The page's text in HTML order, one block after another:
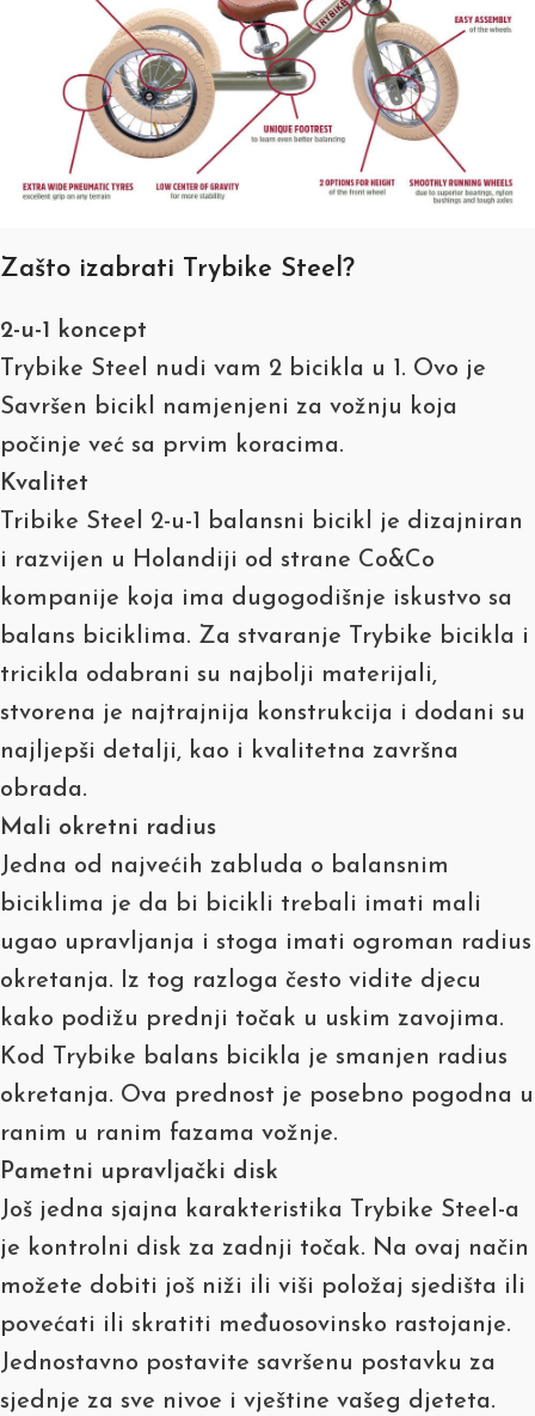
Zašto izabrati Trybike Steel?
2-u-1 koncept
Trybike Steel nudi vam 2 bicikla u 1. Ovo je
Savršen bicikl namjenjeni za vožnju koja
počinje već sa prvim koracima.
Kvalitet
Tribike Steel 2-u-1 balansni bicikl je dizajniran
i razvijen u Holandiji od strane Co&Co
kompanije koja ima dugogodišnje iskustvo sa
balans biciklima. Za stvaranje Trybike bicikla i
tricikla odabrani su najbolji materijali,
stvorena je najtrajnija konstrukcija i dodani su
najljepši detalji, kao i kvalitetna završna
obrada.
Mali okretni radius
Jedna od najvećih zabluda o balansnim
biciklima je da bi bicikli trebali imati mali
ugao upravljanja i stoga imati ogroman radius
okretanja. Iz tog razloga često vidite djecu
kako podižu prednji točak u uskim zavojima.
Kod Trybike balans bicikla je smanjen radius
okretanja. Ova prednost je posebno pogodna u
ranim u ranim fazama vožnje.
Pametni upravljački disk
Još jedna sjajna karakteristika Trybike Steel-a
je kontrolni disk za zadnji točak. Na ovaj način
možete dobiti još niži ili viši položaj sjedišta ili
povećati ili skratiti međuosovinsko rastojanje.
Jednostavno postavite savršenu postavku za
sjednje za sve nivoe i vještine vašeg djeteta.